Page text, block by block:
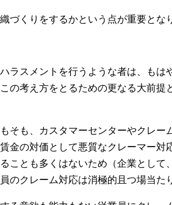
くりをするかという点が重要とな
ラスメントを行うような者は、もは
の考え方をとるための更なる大前提
そも、カスタマーセンターやクレー
金の対価として悪質なクレーマー対
ことも多くはないため（企業として
クレーム対応は消極的且つ場当た